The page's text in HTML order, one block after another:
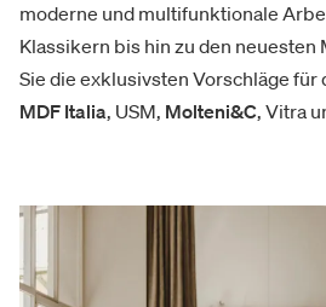
moderne und multifunktionale
Klassikern bis hin zu den neuesten
Sie die exklusivsten Vorschläge für
MDF Italia, USM, Molteni&C, Vitra